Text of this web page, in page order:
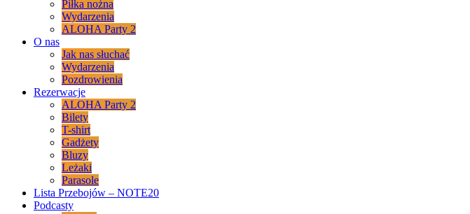
Piłka nożna
Wydarzenia
ALOHA Party 2
O nas
Jak nas słuchać
Wydarzenia
Pozdrowienia
Rezerwacje
ALOHA Party 2
Bilety
T-shirt
Gadżety
Bluzy
Leżaki
Parasole
Lista Przebojów – NOTE20
Podcasty